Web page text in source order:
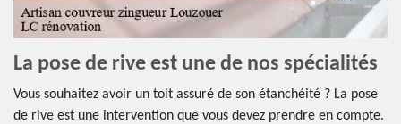
La pose de rive est une de nos spécialités
Vous souhaitez avoir un toit assuré de son étanchéité ? La pose
de rive est une intervention que vous devez prendre en compte.